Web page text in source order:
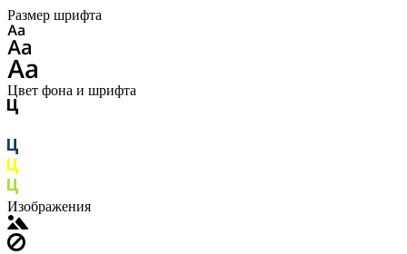
Размер шрифта
Цвет фона и шрифта
Изображения